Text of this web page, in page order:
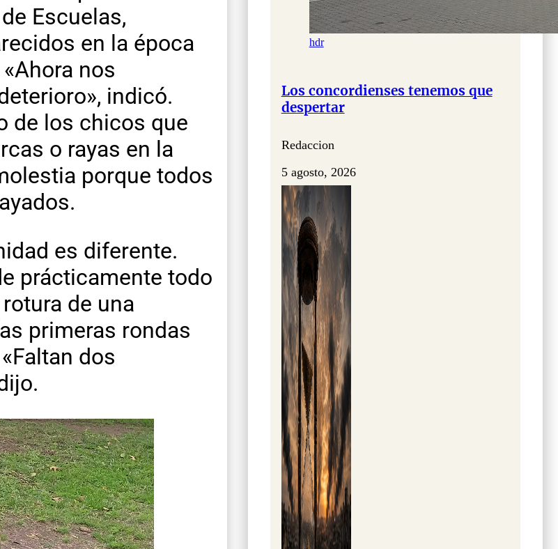
Escuelas,
en la época
nos
indicó.
de los chicos que
o rayas en la
porque todos
es diferente.
prácticamente todo
de una
primeras rondas
dos
hdr
Los concordienses tenemos que
despertar
Redaccion
5 agosto, 2026